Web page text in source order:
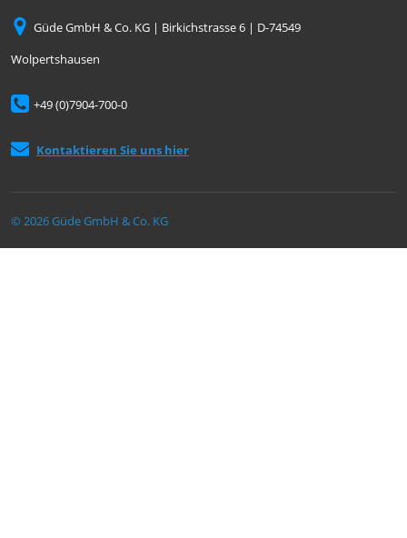
Güde GmbH & Co. KG | Birkichstrasse 6 | D-74549
Wolpertshausen
+49 (0)7904-700-0
Kontaktieren Sie uns hier
© 2026 Güde GmbH & Co. KG